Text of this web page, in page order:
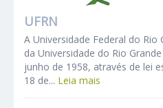
UFRN
A Universidade Federal do
da Universidade do Rio
junho de 1958, através de lei
18 de... Leia mais